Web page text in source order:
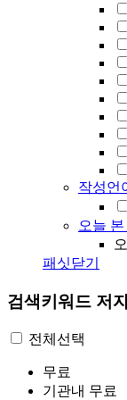
작성언
오늘 본
패싯닫기
검색키워드 저
전체선택
무료
기관내 무료